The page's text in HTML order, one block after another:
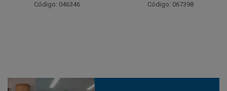
Código: 046346 Código: 067398